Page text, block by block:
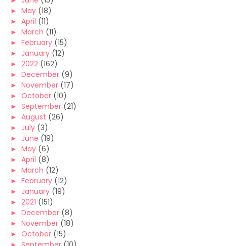
► May (18)
► April (11)
► March (11)
► February (15)
► January (12)
► 2022 (162)
► December (9)
► November (17)
► October (10)
► September (21)
► August (26)
► July (3)
► June (19)
► May (6)
► April (8)
► March (12)
► February (12)
► January (19)
► 2021 (151)
► December (8)
► November (18)
► October (15)